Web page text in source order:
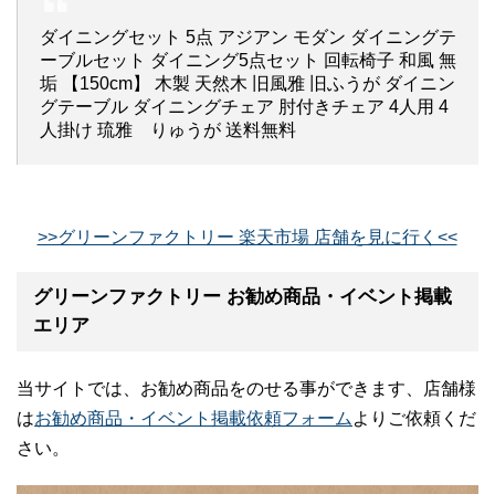
ダイニングセット 5点 アジアン モダン ダイニングテ
ーブルセット ダイニング5点セット 回転椅子 和風 無
垢 【150cm】 木製 天然木 旧風雅 旧ふうが ダイニン
グテーブル ダイニングチェア 肘付きチェア 4人用 4
人掛け 琉雅 りゅうが 送料無料
>>グリーンファクトリー 楽天市場 店舗を見に行く<<
グリーンファクトリー お勧め商品・イベント掲載
エリア
当サイトでは、お勧め商品をのせる事ができます、店舗様
はお勧め商品・イベント掲載依頼フォーム よりご依頼くだ
さい。